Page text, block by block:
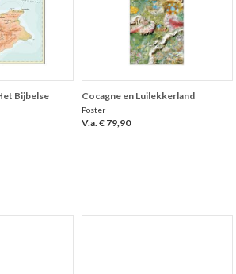
Bijbelse
Cocagne en Luilekkerland
Poster
V.a. € 79,90